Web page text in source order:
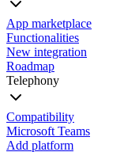
App marketplace
Functionalities
New integration
Roadmap
Telephony
Compatibility
Microsoft Teams
Add platform